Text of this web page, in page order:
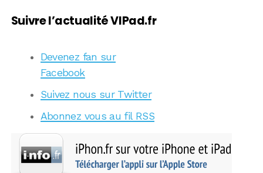
Suivre l’actualité VIPad.fr
Devenez fan sur
Facebook
Suivez nous sur Twitter
Abonnez vous au fil RSS